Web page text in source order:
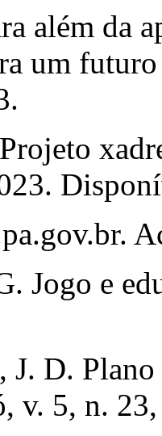
além da
um
Jogo e
D. Plano
v. 5, n.